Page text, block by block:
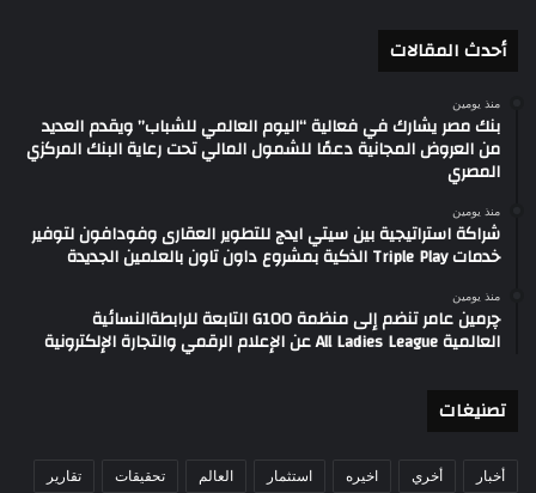
أحدث المقالات
منذ يومين
بنك مصر يشارك في فعالية “اليوم العالمي للشباب” ويقدم العديد
من العروض المجانية دعمًا للشمول المالي تحت رعاية البنك المركزي
المصري
منذ يومين
شراكة استراتيجية بين سيتي ايدج للتطوير العقارى وفودافون لتوفير
خدمات Triple Play الذكية بمشروع داون تاون بالعلمين الجديدة
منذ يومين
چرمين عامر تنضم إلى منظمة G100 التابعة للرابطةالنسائية
العالمية All Ladies League عن الإعلام الرقمي والتجارة الإلكترونية
تصنيغات
أخبار أخري اخيره استثمار العالم تحقيقات تقارير